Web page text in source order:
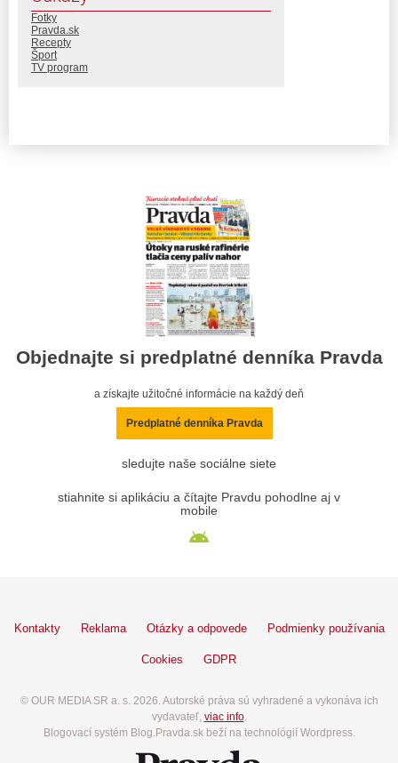
Fotky
Pravda.sk
Recepty
Šport
TV program
Objednajte si predplatné denníka Pravda
a získajte užitočné informácie na každý deň
Predplatné denníka Pravda
sledujte naše sociálne siete
stiahnite si aplikáciu a čítajte Pravdu pohodlne aj v
mobile
Kontakty Reklama Otázky a odpovede Podmienky používania
Cookies GDPR
© OUR MEDIA SR a. s. 2026. Autorské práva sú vyhradené a vykonáva ich
vydavateľ, viac info.
Blogovací systém Blog.Pravda.sk beží na technológií Wordpress.